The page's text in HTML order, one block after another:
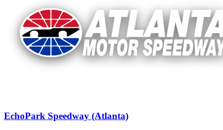
EchoPark Speedway (Atlanta)